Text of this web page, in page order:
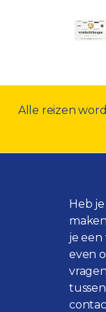
Alle reizen
Heb
je een
even
vragen